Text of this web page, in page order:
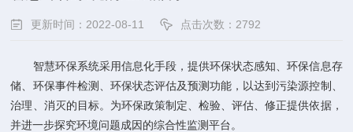
更新时间：2022-08-11 点击次数：2792
智慧环保系统采用信息化手段，提供环保状态感知、环保信息存
储、环保事件检测、环保状态评估及预测功能，以达到污染源控制、
治理、消灭的目标。为环保政策制定、检验、评估、修正提供依据，
并进一步探究环境问题成因的综合性监测平台。